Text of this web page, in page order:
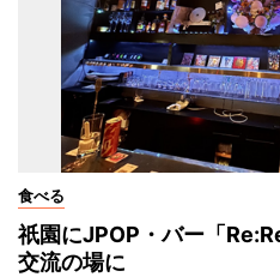
食べる
祇園にJPOP・バー「
交流の場に